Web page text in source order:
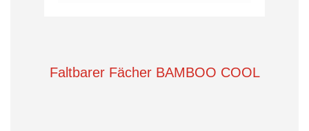
Faltbarer Fächer BAMBOO COOL